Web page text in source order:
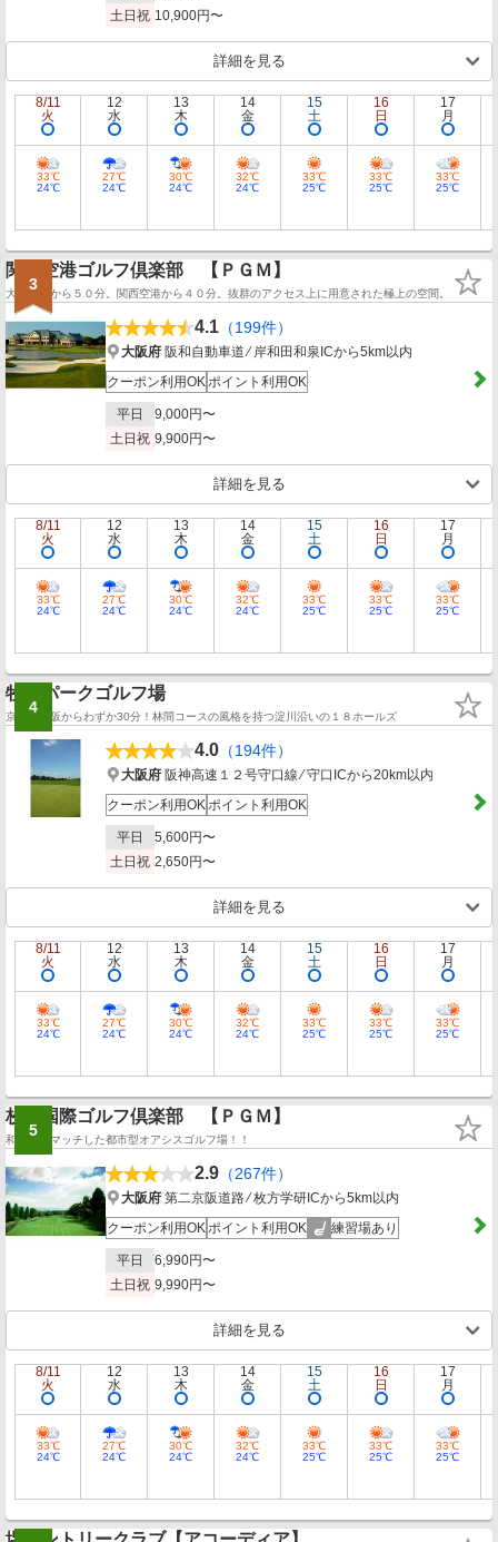
土日祝 10,900円〜
詳細を見る
8/11
火
33℃
24℃
12
水
27℃
24℃
13
木
30℃
24℃
14
金
32℃
24℃
15
土
33℃
25℃
16
日
33℃
25℃
17
月
33℃
25℃
3
関西空港ゴルフ倶楽部 【ＰＧＭ】
大阪市内から５０分。関西空港から４０分。抜群のアクセス上に用意された極上の空間。
4.1 （199件）
大阪府 阪和自動車道 ⁄ 岸和田和泉ICから5km以内
クーポン利用OKポイント利用OK
平日
9,000円〜
土日祝 9,900円〜
詳細を見る
8/11
火
33℃
24℃
12
水
27℃
24℃
13
木
30℃
24℃
14
金
32℃
24℃
15
土
33℃
25℃
16
日
33℃
25℃
17
月
33℃
25℃
4
牧野パークゴルフ場
京都・大阪からわずか30分！林間コースの風格を持つ淀川沿いの１８ホールズ
4.0 （194件）
大阪府 阪神高速１２号守口線 ⁄ 守口ICから20km以内
クーポン利用OKポイント利用OK
平日
5,600円〜
土日祝 2,650円〜
詳細を見る
8/11
火
33℃
24℃
12
水
27℃
24℃
13
木
30℃
24℃
14
金
32℃
24℃
15
土
33℃
25℃
16
日
33℃
25℃
17
月
33℃
25℃
5
枚方国際ゴルフ倶楽部 【ＰＧＭ】
和と洋のマッチした都市型オアシスゴルフ場！！
2.9 （267件）
大阪府 第二京阪道路 ⁄ 枚方学研ICから5km以内
クーポン利用OKポイント利用OK 練習場あり
平日
6,990円〜
土日祝 9,990円〜
詳細を見る
8/11
火
33℃
24℃
12
水
27℃
24℃
13
木
30℃
24℃
14
金
32℃
24℃
15
土
33℃
25℃
16
日
33℃
25℃
17
月
33℃
25℃